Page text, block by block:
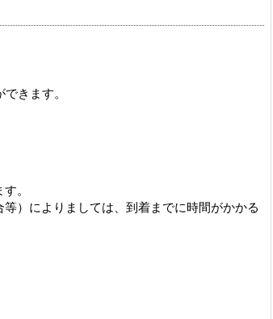
きます。
。
）によりましては、到着までに時間がかかる